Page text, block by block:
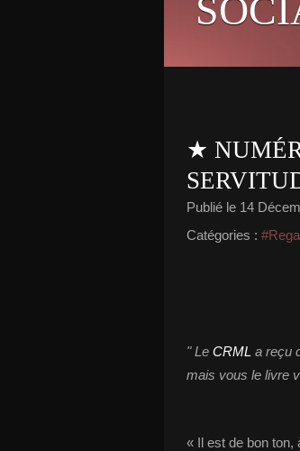
★
Publié le 14
Catégories :
" Le CRML a reçu
mais vous le livre
« Il est de bon ton,